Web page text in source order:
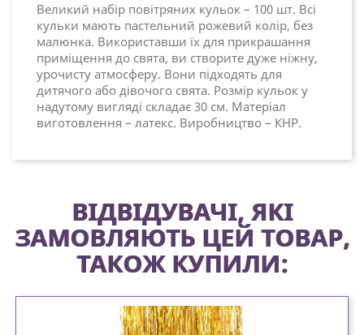
Великий набір повітряних кульок – 100 шт. Всі
кульки мають пастельний рожевий колір, без
малюнка. Використавши їх для прикрашання
приміщення до свята, ви створите дуже ніжну,
урочисту атмосферу. Вони підходять для
дитячого або дівочого свята. Розмір кульок у
надутому вигляді складає 30 см. Матеріал
виготовлення – латекс. Виробництво – КНР.
ВІДВІДУВАЧІ, ЯКІ
ЗАМОВЛЯЮТЬ ЦЕЙ ТОВАР,
ТАКОЖ КУПИЛИ: